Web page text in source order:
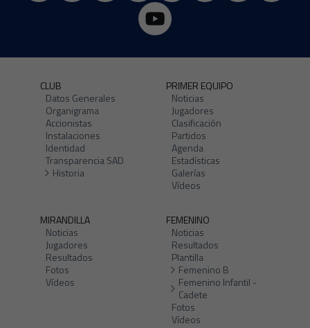
CLUB
Datos Generales
Organigrama
Accionistas
Instalaciones
Identidad
Transparencia SAD
Historia
PRIMER EQUIPO
Noticias
Jugadores
Clasificación
Partidos
Agenda
Estadísticas
Galerías
Vídeos
MIRANDILLA
Noticias
Jugadores
Resultados
Fotos
Vídeos
FEMENINO
Noticias
Resultados
Plantilla
Femenino B
Femenino Infantil -
Cadete
Fotos
Vídeos